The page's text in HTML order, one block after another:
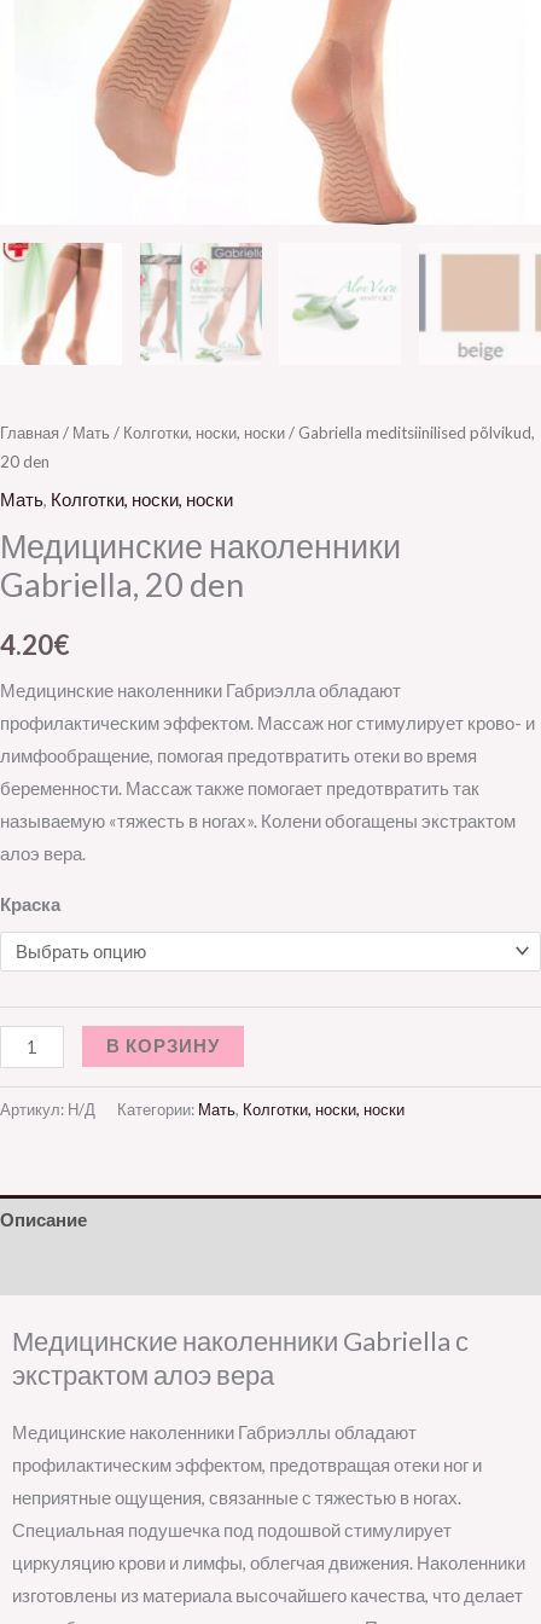
Главная / Мать / Колготки, носки, носки/ Gabriella meditsiinilised põlvikud,
20 den
Мать, Колготки, носки, носки
Медицинские наколенники
Gabriella, 20 den
4.20€
Медицинские наколенники Габриэлла обладают
профилактическим эффектом. Массаж ног стимулирует крово- и
лимфообращение, помогая предотвратить отеки во время
беременности. Массаж также помогает предотвратить так
называемую «тяжесть в ногах». Колени обогащены экстрактом
алоэ вера.
Краска
В КОРЗИНУ
Артикул: Н/Д Категории: Мать, Колготки, носки, носки
Описание
Медицинские наколенники Gabriella с
экстрактом алоэ вера
Медицинские наколенники Габриэллы обладают
профилактическим эффектом, предотвращая отеки ног и
неприятные ощущения, связанные с тяжестью в ногах.
Специальная подушечка под подошвой стимулирует
циркуляцию крови и лимфы, облегчая движения. Наколенники
изготовлены из материала высочайшего качества, что делает